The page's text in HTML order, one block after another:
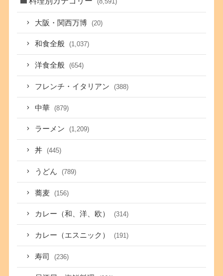
大阪・関西万博 (20)
和食全般 (1,037)
洋食全般 (654)
フレンチ・イタリアン (388)
中華 (879)
ラーメン (1,209)
丼 (445)
うどん (789)
蕎麦 (156)
カレー（和、洋、欧） (314)
カレー（エスニック） (191)
寿司 (236)